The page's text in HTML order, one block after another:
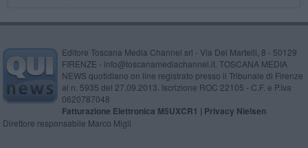
Editore Toscana Media Channel srl - Via Dei Martelli, 8 - 50129
FIRENZE - info@toscanamediachannel.it. TOSCANA MEDIA
NEWS quotidiano on line registrato presso il Tribunale di Firenze
al n. 5935 del 27.09.2013. Iscrizione ROC 22105 - C.F. e P.Iva
0620787048
Fatturazione Elettronica M5UXCR1 | Privacy Nielsen
Direttore responsabile Marco Migli